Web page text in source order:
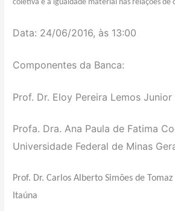
coletiva e a igualdade material nas relações de
Data: 24/06/2016, às 13:00
Componentes da Banca:
Prof. Dr. Eloy Pereira Lemos
Profa. Dra. Ana Paula de Fatima
Universidade Federal de Minas
Prof. Dr. Carlos Alberto Simões de
Itaúna